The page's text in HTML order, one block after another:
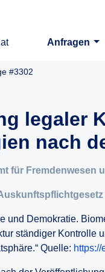
Anfragen
#3302
legaler
nach
für Fremdenwesen
und Demokratie.
ständiger Kontrolle
Quelle: